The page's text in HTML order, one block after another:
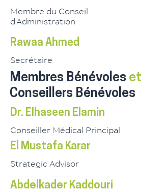
Membre du Conseil
d'Administration
Rawaa Ahmed
Secrétaire
Membres Bénévoles et
Conseillers Bénévoles
Dr. Elhaseen Elamin
Conseiller Médical Principal
El Mustafa Karar
Strategic Advisor
Abdelkader Kaddouri